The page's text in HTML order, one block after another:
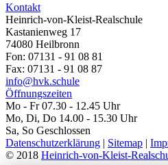
Kontakt
Heinrich-von-Kleist-Realschule
Kastanienweg 17
74080 Heilbronn
Fon: 07131 - 91 08 81
Fax: 07131 - 91 08 87
info@hvk.schule
Öffnungszeiten
Mo - Fr 07.30 - 12.45 Uhr
Mo, Di, Do 14.00 - 15.30 Uhr
Sa, So Geschlossen
Datenschutzerklärung | Sitemap |
© 2018 Heinrich-von-Kleist-